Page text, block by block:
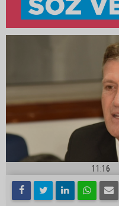
11:16